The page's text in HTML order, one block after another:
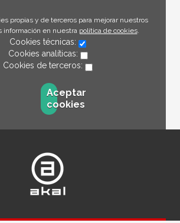
propias y de terceros para mejorar nuestros
información en nuestra política de cookies.
Cookies técnicas:
Cookies analíticas:
Cookies de terceros:
Aceptar
cookies